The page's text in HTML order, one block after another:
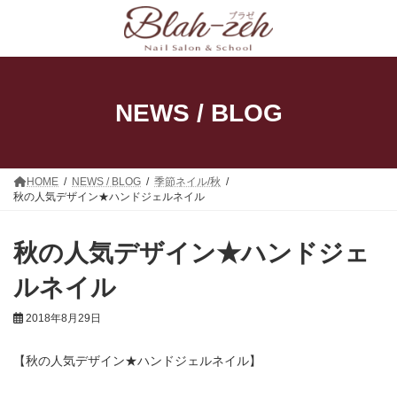
ン
ー
NEWS / BLOG
HOME NEWS / BLOG
季節ネイル/秋
秋の人気デザイン★ハンドジェルネイル
秋の人気デザイン★ハンドジェ
ルネイル
2018年8月29日
【秋の人気デザイン★ハンドジェルネイル】